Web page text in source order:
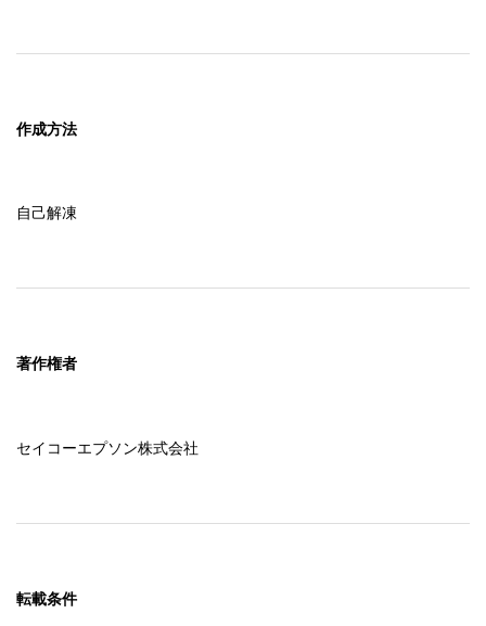
作成方法
自己解凍
著作権者
セイコーエプソン株式会社
転載条件